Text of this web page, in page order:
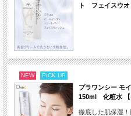
ト フェイスウ
NEW PICK UP
プラワンシー モ
150ml 化粧水 【
徹底した肌保湿